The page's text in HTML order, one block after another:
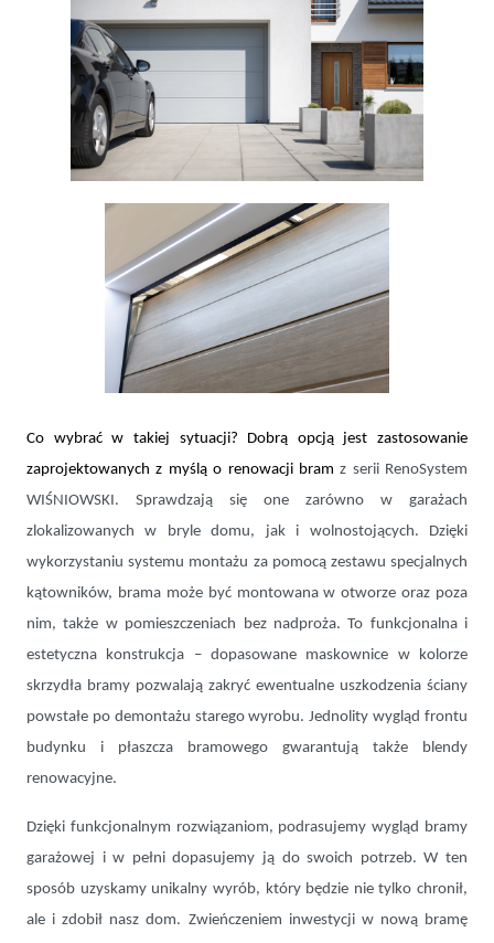
Co wybrać w takiej sytuacji? Dobrą opcją jest zastosowanie
zaprojektowanych z myślą o renowacji bramz serii RenoSystem
WIŚNIOWSKI. Sprawdzają się one zarówno w garażach
zlokalizowanych w bryle domu, jak i wolnostojących. Dzięki
wykorzystaniu systemu montażu za pomocą zestawu specjalnych
kątowników, brama może być montowana w otworze oraz poza
nim, także w pomieszczeniach bez nadproża. To funkcjonalna i
estetyczna konstrukcja – dopasowane maskownice w kolorze
skrzydła bramy pozwalają zakryć ewentualne uszkodzenia ściany
powstałe po demontażu starego wyrobu. Jednolity wygląd frontu
budynku i płaszcza bramowego gwarantują także blendy
renowacyjne.
Dzięki funkcjonalnym rozwiązaniom, podrasujemy wygląd bramy
garażowej i w pełni dopasujemy ją do swoich potrzeb. W ten
sposób uzyskamy unikalny wyrób, który będzie nie tylko chronił,
ale i zdobił nasz dom. Zwieńczeniem inwestycji w nową bramę